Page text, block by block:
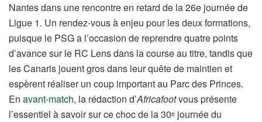
Nantes dans une rencontre en retard de la 26e journée de
Ligue 1. Un rendez-vous à enjeu pour les deux formations,
puisque le PSG a l’occasion de reprendre quatre points
d’avance sur le RC Lens dans la course au titre, tandis que
les Canaris jouent gros dans leur quête de maintien et
espèrent réaliser un coup important au Parc des Princes.
En avant-match, la rédaction d’Africafootvous présente
l’essentiel à savoir sur ce choc de la 30e journée du